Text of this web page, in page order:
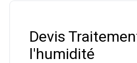
Devis
l'humidité